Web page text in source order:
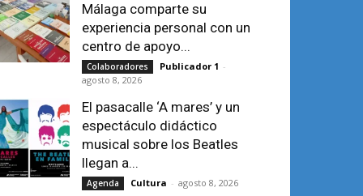
Málaga comparte su
experiencia personal con un
centro de apoyo...
Colaboradores Publicador 1 -
agosto 8, 2026
El pasacalle ‘A mares’ y un
espectáculo didáctico
musical sobre los Beatles
llegan a...
Agenda Cultura - agosto 8, 2026